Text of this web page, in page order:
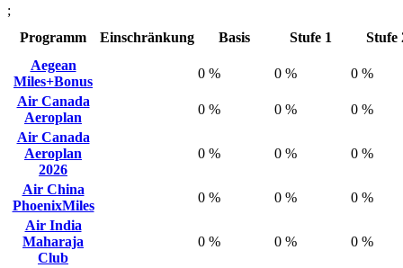
;
Programm
Einschränkung Basis Stufe 1
Stufe
Aegean
Miles+Bonus
0 % 0 %
0 %
Air Canada
Aeroplan
0 % 0 %
0 %
Air Canada
Aeroplan
2026
0 % 0 % 0 %
Air China
PhoenixMiles
0 % 0 %
0 %
Air India
Maharaja
Club
0 % 0 % 0 %